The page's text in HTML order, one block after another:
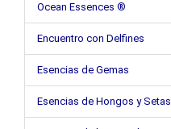
Ocean Essences ®
Encuentro con Delfines
Esencias de Gemas
Esencias de Hongos y Setas